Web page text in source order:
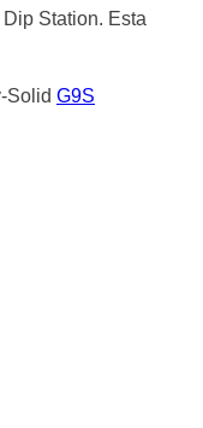
Station. Esta
Solid G9S